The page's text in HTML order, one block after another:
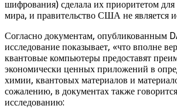
шифрования) сделала их приоритетом для
мира, и правительство США не является
Согласно документам, опубликованным
исследование показывает, «что вполне
квантовые компьютеры предоставят
экономически ценных приложений в
химии, квантовых материалов и
сожалению, в документах также
исследованию: